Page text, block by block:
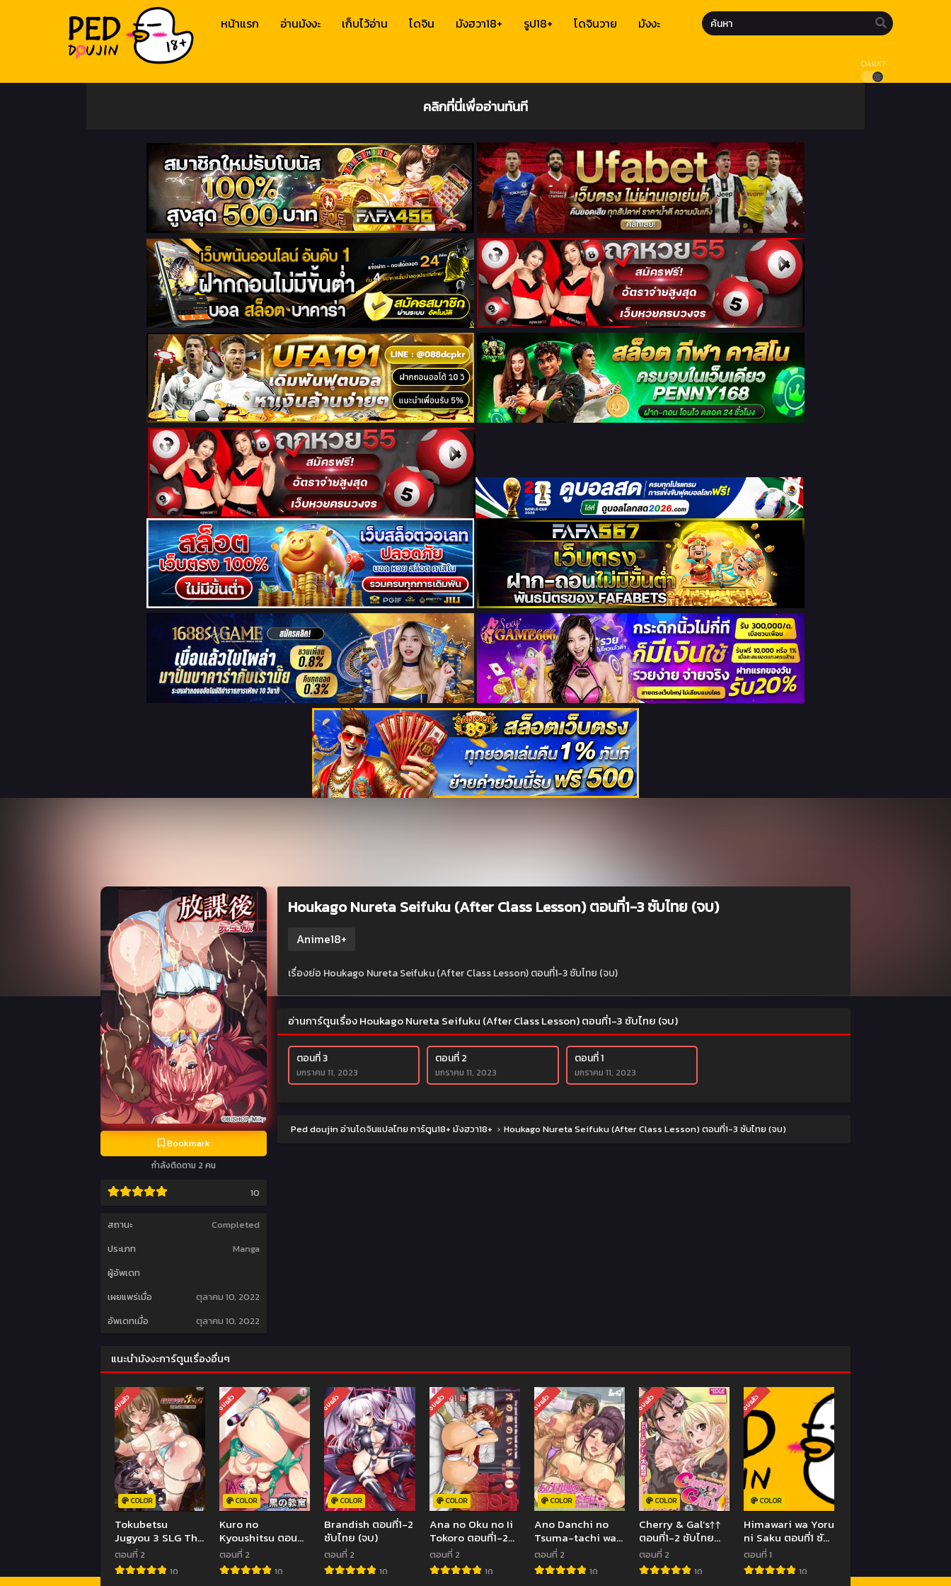
หน้าแรก อ่านมังงะ เก็บไว้อ่าน โดจิน มังฮวา18+ รูป18+ โดจินวาย มังงะ
DARK?
คลิกที่นี่เพื่ออ่านทันที
Bookmark
กำลังติดตาม 2 คน
10
สถานะ
Completed
ประเภท
Manga
ผู้อัพเดท
เผยแพร่เมื่อ
ตุลาคม 10, 2022
อัพเดทเมื่อ
ตุลาคม 10, 2022
Houkago Nureta Seifuku (After Class Lesson) ตอนที่1-3 ซับไทย (จบ)
Anime18+
เรื่องย่อ Houkago Nureta Seifuku (After Class Lesson) ตอนที่1-3 ซับไทย (จบ)
อ่านการ์ตูนเรื่อง Houkago Nureta Seifuku (After Class Lesson) ตอนที่1-3 ซับไทย (จบ)
ตอนที่ 3
มกราคม 11, 2023
ตอนที่ 2
มกราคม 11, 2023
ตอนที่ 1
มกราคม 11, 2023
Ped doujin อ่านโดจินแปลไทย การ์ตูน18+ มังฮวา18+ › Houkago Nureta Seifuku (After Class Lesson) ตอนที่1-3 ซับไทย (จบ)
แนะนำมังงะการ์ตูนเรื่องอื่นๆ
จบแล้ว
COLOR
Tokubetsu
Jugyou 3 SLG The
Animation ตอน
ที่1-2 ซับไทย (จบ)
ตอนที่ 2
10
จบแล้ว
COLOR
Kuro no
Kyoushitsu ตอน
ที่1-2 ซับไทย (จบ)
ตอนที่ 2
10
จบแล้ว
COLOR
Brandish ตอนที่1-2
ซับไทย (จบ)
ตอนที่ 2
10
จบแล้ว
COLOR
Ana no Oku no Ii
Tokoro ตอนที่1-2
ซับไทย (จบ)
ตอนที่ 2
10
จบแล้ว
COLOR
Ano Danchi no
Tsuma-tachi wa…
The Animation
ตอนที่1-2 ซับไทย
(จบ)
ตอนที่ 2
10
จบแล้ว
COLOR
Cherry & Gal’s↑↑
ตอนที่1-2 ซับไทย
(จบ)
ตอนที่ 2
10
จบแล้ว
COLOR
Himawari wa Yoru
ni Saku ตอนที่1 ซับ
ไทย (จบ)
ตอนที่ 1
10